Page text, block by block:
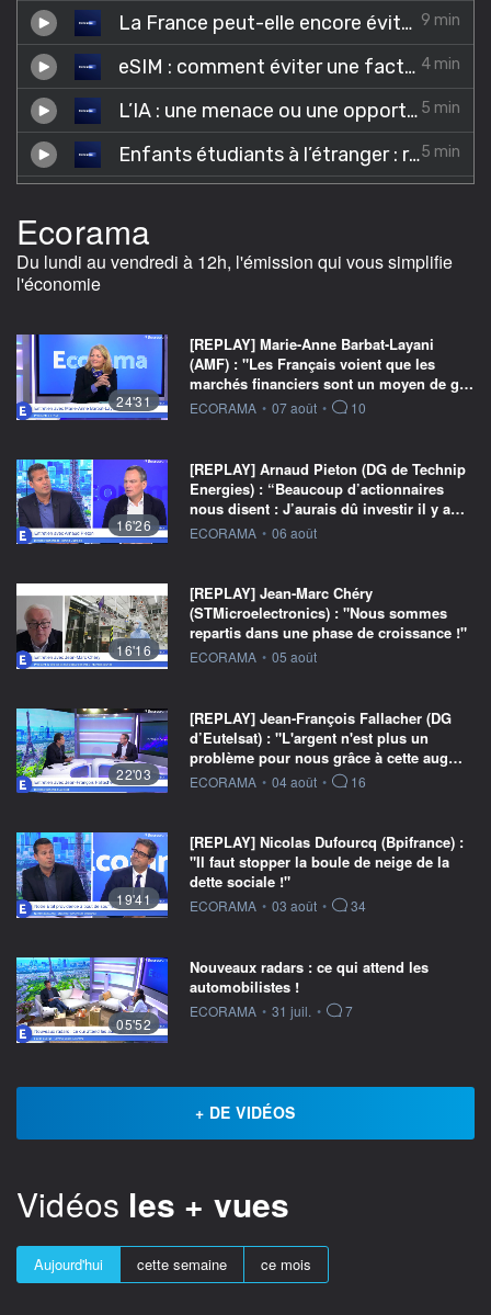
Ecorama
Du lundi au vendredi à 12h, l'émission qui vous simplifie
l'économie
24'31
[REPLAY] Marie-Anne Barbat-Layani
(AMF) : "Les Français voient que les
marchés financiers sont un moyen de g…
information fournie par
ECORAMA • 07 août • 10
16'26
[REPLAY] Arnaud Pieton (DG de Technip
Energies) : “Beaucoup d’actionnaires
nous disent : J’aurais dû investir il y a…
information fournie par
ECORAMA • 06 août
16'16
[REPLAY] Jean-Marc Chéry
(STMicroelectronics) : "Nous sommes
repartis dans une phase de croissance !"
information fournie par
ECORAMA • 05 août
22'03
[REPLAY] Jean-François Fallacher (DG
d’Eutelsat) : "L'argent n'est plus un
problème pour nous grâce à cette aug…
information fournie par
ECORAMA • 04 août • 16
19'41
[REPLAY] Nicolas Dufourcq (Bpifrance) :
"Il faut stopper la boule de neige de la
dette sociale !"
information fournie par
ECORAMA • 03 août • 34
05'52
Nouveaux radars : ce qui attend les
automobilistes !
information fournie par
ECORAMA • 31 juil. • 7
+ DE VIDÉOS
Vidéos les + vues
Aujourd'hui cette semaine ce mois